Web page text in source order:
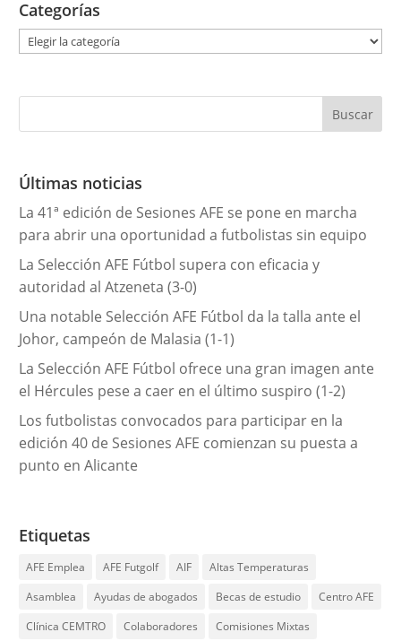
Categorías
g
r
a
s
Últimas noticias
La 41ª edición de Sesiones AFE se pone en marcha
para abrir una oportunidad a futbolistas sin equipo
La Selección AFE Fútbol supera con eficacia y
autoridad al Atzeneta (3-0)
Una notable Selección AFE Fútbol da la talla ante el
Johor, campeón de Malasia (1-1)
La Selección AFE Fútbol ofrece una gran imagen ante
el Hércules pese a caer en el último suspiro (1-2)
Los futbolistas convocados para participar en la
edición 40 de Sesiones AFE comienzan su puesta a
punto en Alicante
Etiquetas
AFE Emplea AFE Futgolf AIF
Altas Temperaturas
Asamblea
Ayudas de abogados Becas de estudio
Centro AFE
Clínica CEMTRO
Colaboradores
Comisiones Mixtas